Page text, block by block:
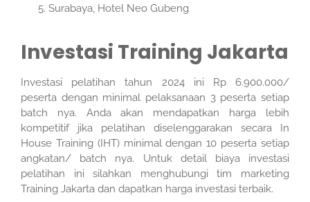
Surabaya, Hotel Neo Gubeng
Investasi Training Jakarta
Investasi pelatihan tahun 2024 ini Rp 6.900.000/
peserta dengan minimal pelaksanaan 3 peserta setiap
batch nya. Anda akan mendapatkan harga lebih
kompetitif jika pelatihan diselenggarakan secara In
House Training (IHT) minimal dengan 10 peserta setiap
angkatan/ batch nya. Untuk detail biaya investasi
pelatihan ini silahkan menghubungi tim marketing
Training Jakarta dan dapatkan harga investasi terbaik.